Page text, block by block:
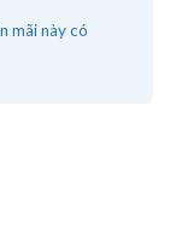
mãi này có